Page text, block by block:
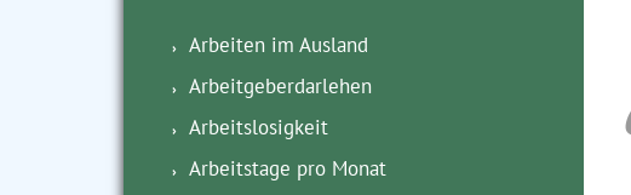
Arbeiten im Ausland
Arbeitgeberdarlehen
Arbeitslosigkeit
Arbeitstage pro Monat